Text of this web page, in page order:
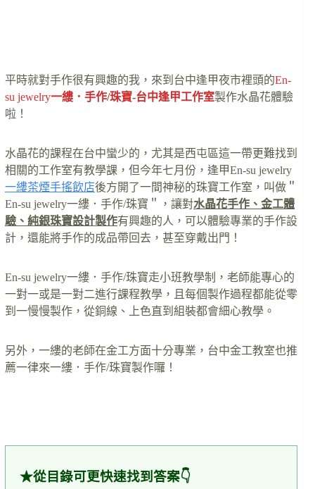
平時就對手作很有興趣的我，來到台中逢甲夜市裡頭的En-
su jewelry一縷．手作/珠寶-台中逢甲工作室製作水晶花體驗
啦！
水晶花的課程在台中蠻少的，尤其是西屯區這一帶更難找到
相關的工作室有教學課，但今年七月份，逢甲En-su jewelry
一縷茶煙手搖飲店後方開了一間神秘的珠寶工作室，叫做＂
En-su jewelry一縷．手作/珠寶＂，讓對水晶花手作、金工體
驗、純銀珠寶設計製作有興趣的人，可以體驗專業的手作設
計，還能將手作的成品帶回去，甚至穿戴出門！
En-su jewelry一縷．手作/珠寶走小班教學制，老師能專心的
一對一或是一對二進行課程教學，且每個製作過程都能從零
到一慢慢製作，從銅線、上色直到組裝都會細心教學。
另外，一縷的老師在金工方面十分專業，台中金工教室也推
薦一律來一縷．手作/珠寶製作囉！
★從目錄可更快速找到答案👇